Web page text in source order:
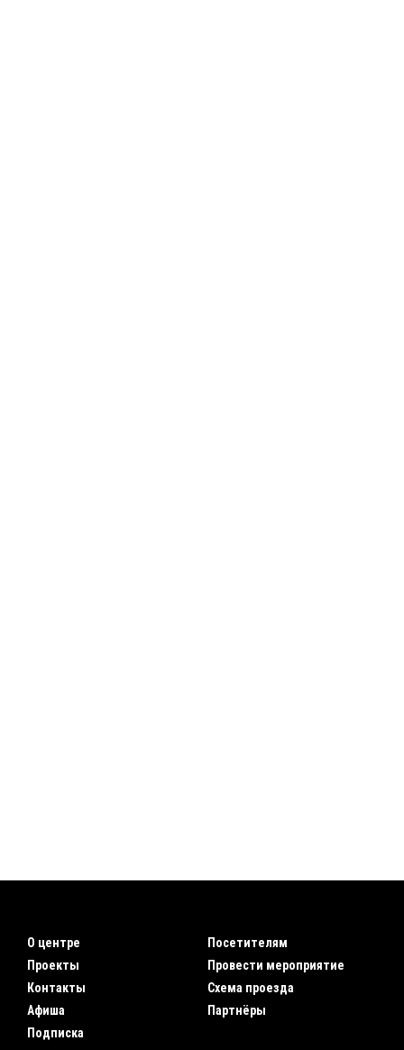
О центре
Проекты
Контакты
Афиша
Подписка
Посетителям
Провести мероприятие
Схема проезда
Партнёры